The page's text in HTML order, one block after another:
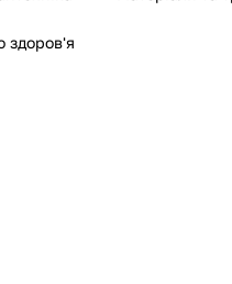
здоров'я